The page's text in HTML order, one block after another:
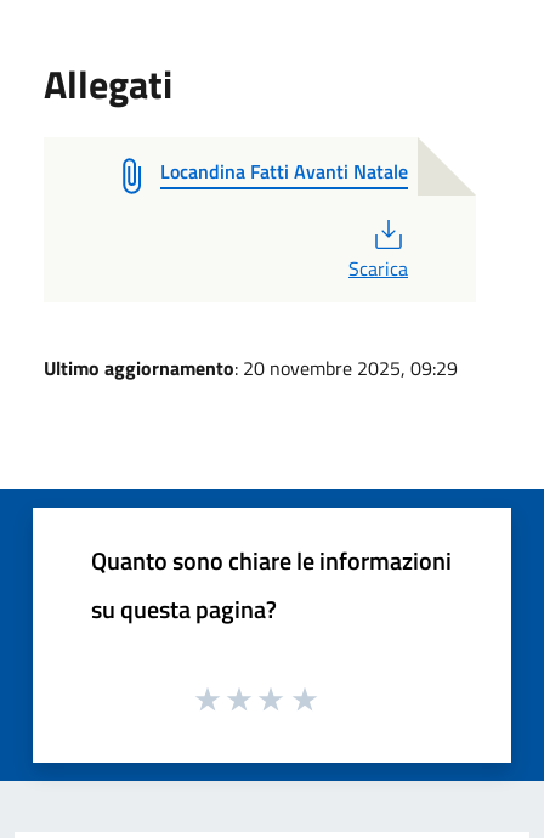
Allegati
Locandina Fatti Avanti Natale
Scarica
Ultimo aggiornamento: 20 novembre 2025, 09:29
Quanto sono chiare le informazioni
su questa pagina?